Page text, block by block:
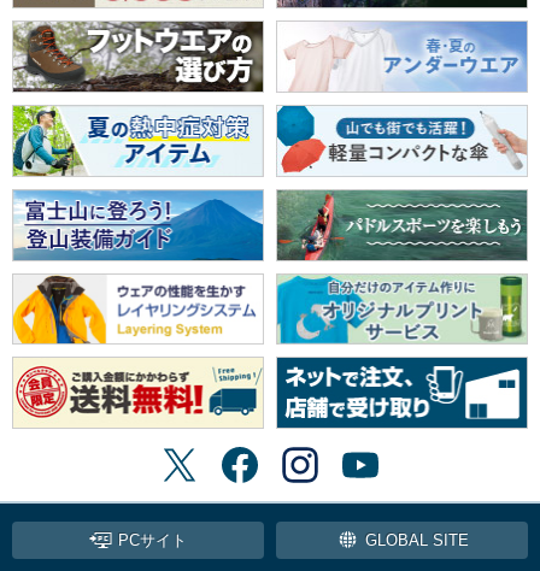
PCサイト GLOBAL SITE